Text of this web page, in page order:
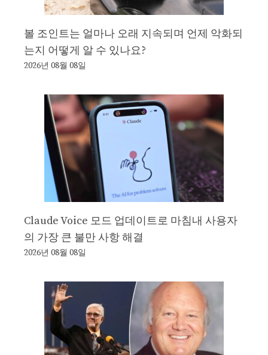
볼 조인트는 얼마나 오래 지속되며 언제 악화되
는지 어떻게 알 수 있나요?
2026년 08월 08일
Claude Voice 모드 업데이트로 마침내 사용자
의 가장 큰 불만 사항 해결
2026년 08월 08일